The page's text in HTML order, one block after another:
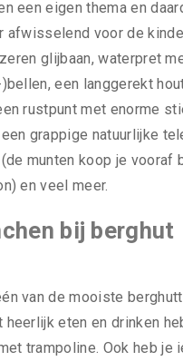
een eigen thema en
afwisselend voor de
glijbaan, waterpret
een langgerekt
rustpunt met enorme
grappige natuurlijke
munten koop je vooraf
en veel meer.
bij berghut
van de mooiste
heerlijk eten en drinken
trampoline. Ook heb je